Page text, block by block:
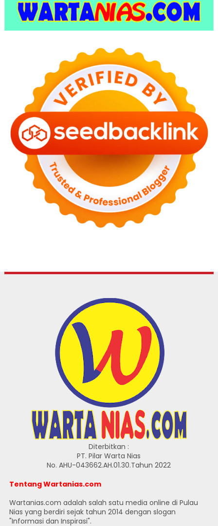
Diterbitkan :
PT. Pilar Warta Nias
No. AHU-043662.AH.01.30.Tahun 2022
Tentang Wartanias.com
Wartanias.com adalah salah satu media online di Pulau
Nias yang berdiri sejak tahun 2014 dengan slogan
"Informasi dan Inspirasi".